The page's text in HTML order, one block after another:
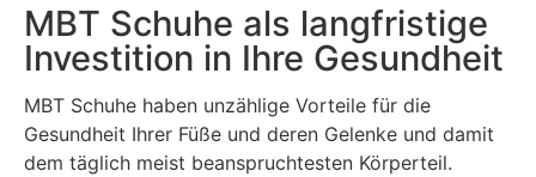
MBT Schuhe als langfristige
Investition in Ihre Gesundheit
MBT Schuhe haben unzählige Vorteile für die
Gesundheit Ihrer Füße und deren Gelenke und damit
dem täglich meist beanspruchtesten Körperteil.